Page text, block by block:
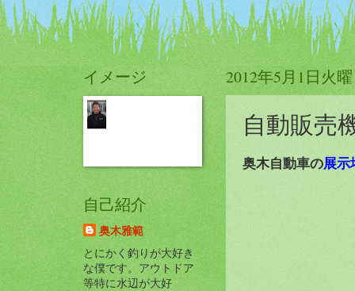
2012年5月1日火
自動販売
奥木自動車の展示
イメージ
自己紹介
奥木雅範
とにかく釣りが大好き
な僕です。アウトドア
等特に水辺が大好